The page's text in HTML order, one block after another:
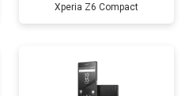
Xperia Z6 Compact